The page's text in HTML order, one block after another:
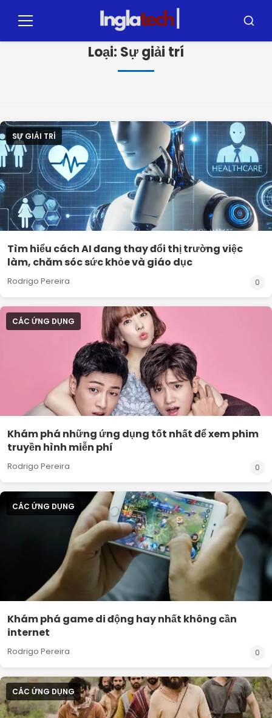
Thực
Tìm
Loại: Sự giải trí
SỰ GIẢI TRÍ
Tìm hiểu cách AI đang thay đổi thị trường việc
làm, chăm sóc sức khỏe và giáo dục
Rodrigo Pereira 0
CÁC ỨNG DỤNG
Khám phá những ứng dụng tốt nhất để xem phim
truyền hình miễn phí
Rodrigo Pereira 0
CÁC ỨNG DỤNG
Khám phá game di động hay nhất không cần
internet
Rodrigo Pereira 0
CÁC ỨNG DỤNG